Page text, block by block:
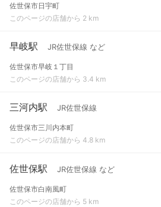
佐世保市日宇町
このページの店舗から 2 km
早岐駅 JR佐世保線 など
佐世保市早岐１丁目
このページの店舗から 3.4 km
三河内駅 JR佐世保線
佐世保市三川内本町
このページの店舗から 4.8 km
佐世保駅 JR佐世保線 など
佐世保市白南風町
このページの店舗から 5 km